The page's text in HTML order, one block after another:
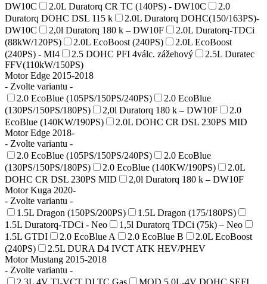
DW10C
2.0L Duratorq CR TC (140PS) - DW10C
2.0
Duratorq DOHC DSL 115 k
2.0L Duratorq DOHC(150/163PS)-
DW10C
2,0l Duratorq 180 k – DW10F
2.0L Duratorq-TDCi
(88kW/120PS)
2.0L EcoBoost (240PS)
2.0L EcoBoost
(240PS) - MI4
2.5 DOHC PFI 4válc. zážehový
2.5L Duratec
FFV(110kW/150PS)
Motor Edge 2015-2018
- Zvolte variantu -
2.0 EcoBlue (105PS/150PS/240PS)
2.0 EcoBlue
(130PS/150PS/180PS)
2,0l Duratorq 180 k – DW10F
2.0
EcoBlue (140KW/190PS)
2.0L DOHC CR DSL 230PS MID
Motor Edge 2018-
- Zvolte variantu -
2.0 EcoBlue (105PS/150PS/240PS)
2.0 EcoBlue
(130PS/150PS/180PS)
2.0 EcoBlue (140KW/190PS)
2.0L
DOHC CR DSL 230PS MID
2,0l Duratorq 180 k – DW10F
Motor Kuga 2020-
- Zvolte variantu -
1.5L Dragon (150PS/200PS)
1.5L Dragon (175/180PS)
1.5L Duratorq-TDCi - Neo
1,5l Duratorq TDCi (75k) – Neo
1.5L GTDI
2.0 EcoBlue A 2.0 EcoBlue B
2.0L EcoBoost
(240PS)
2.5L DURA D4 IVCT ATK HEV/PHEV
Motor Mustang 2015-2018
- Zvolte variantu -
2.3L 4V TI-VCT DI TC Gas
MOD 5.0L-4V DOHC SEFI